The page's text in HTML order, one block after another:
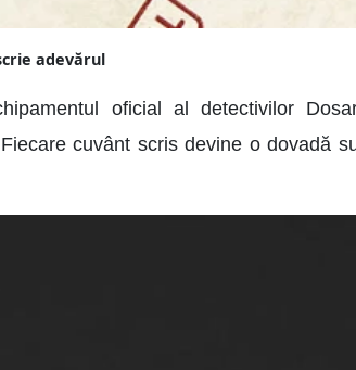
adevărul
oficial al detectivilor
cuvânt scris devine o dovadă